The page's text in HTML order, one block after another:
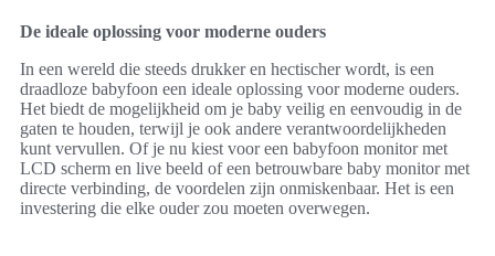
De ideale oplossing voor moderne ouders
In een wereld die steeds drukker en hectischer wordt, is een
draadloze babyfoon een ideale oplossing voor moderne ouders.
Het biedt de mogelijkheid om je baby veilig en eenvoudig in de
gaten te houden, terwijl je ook andere verantwoordelijkheden
kunt vervullen. Of je nu kiest voor een babyfoon monitor met
LCD scherm en live beeld of een betrouwbare baby monitor met
directe verbinding, de voordelen zijn onmiskenbaar. Het is een
investering die elke ouder zou moeten overwegen.